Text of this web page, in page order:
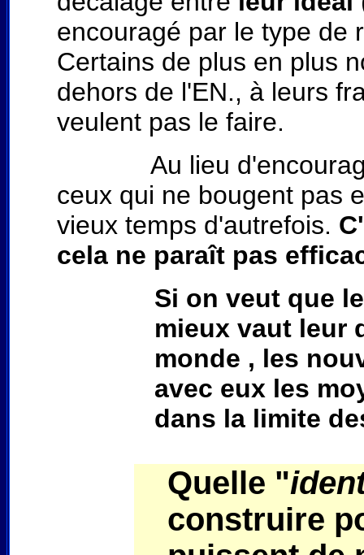
encouragé par le type de
Certains de plus en plus
dehors de l'EN., à leurs
veulent pas le faire.
Au lieu d'encourager
ceux qui ne bougent pas
vieux temps d'autrefois.
cela ne paraît pas
Si on veut que
mieux vaut leur
monde , les
avec eux les
dans la limite
Quelle "
construire